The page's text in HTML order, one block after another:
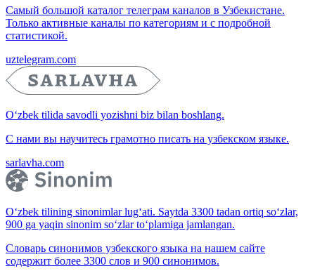
Самый большой каталог телеграм каналов в Узбекистане.
Только активные каналы по категориям и с подробной
статистикой.
uztelegram.com
O‘zbek tilida savodli yozishni biz bilan boshlang.
С нами вы научитесь грамотно писать на узбекском языке.
sarlavha.com
O‘zbek tilining sinonimlar lug‘ati. Saytda 3300 tadan ortiq so‘zlar,
900 ga yaqin sinonim so‘zlar to‘plamiga jamlangan.
Словарь синонимов узбекского языка на нашем сайте
содержит более 3300 слов и 900 синонимов.